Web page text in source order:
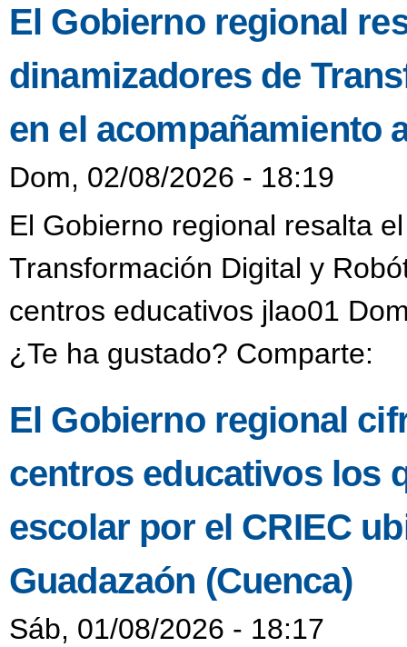
El Gobierno regional
dinamizadores de
en el acompañamiento
Dom, 02/08/2026 - 18:19
El Gobierno regional resalta
Transformación Digital y
centros educativos jlao01
¿Te ha gustado? Comparte:
El Gobierno regional
centros educativos los
escolar por el CRIEC
Guadazaón (Cuenca)
Sáb, 01/08/2026 - 18:17